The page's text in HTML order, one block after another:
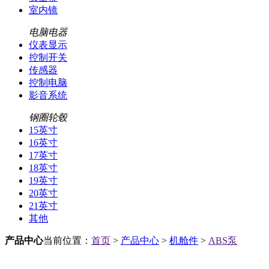
室内镜
电脑电器
仪表显示
控制开关
传感器
控制电脑
影音系统
钢圈轮毂
15英寸
16英寸
17英寸
18英寸
19英寸
20英寸
21英寸
其他
产品中心当前位置： 首页 > 产品中心 > 机舱件 > ABS泵